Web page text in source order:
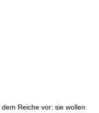
Reiche vor: sie wollen